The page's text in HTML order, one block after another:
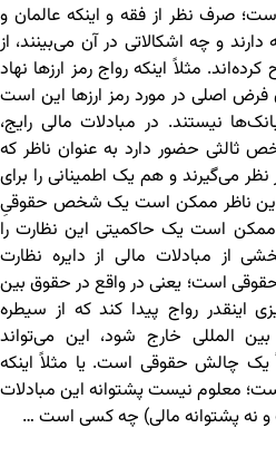
صرف نظر از فقه و اینکه عالمان و
و چه اشکالاتی در آن می‌بینند، از
مثلاً اینکه رواج رمز ارزها نهاد
اصلی در مورد رمز ارزها این است
نیستند. در مبادلات مالی رایج،
حضور دارد به عنوان ناظر که
می‌گیرند و هم یک اطمینانی را برای
این ناظر ممکن است یک شخص حقوقیِ
است یک حاکمیتی این نظارت را
از مبادلات مالی از دایره نظارت
است؛ یعنی در واقع در حقوق بین
اینقدر رواج پیدا کند که از سیطره
المللی خارج شود، این می‌تواند
یک چالش حقوقی است. یا مثلاً اینکه
معلوم نیست پشتوانه این مبادلات
نه پشتوانه مالی) چه کسی است …